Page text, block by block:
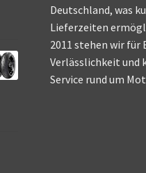
Deutschland, was
Lieferzeiten
2011 stehen wir für
Verlässlichkeit und
Service rund um